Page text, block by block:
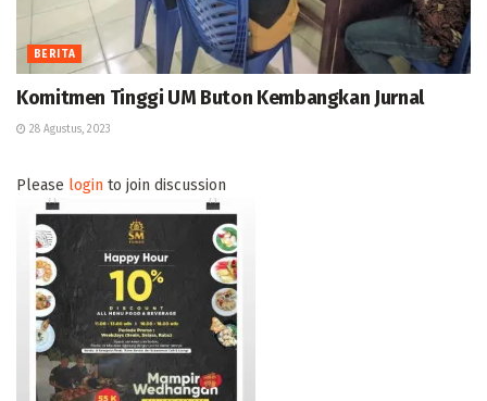
BERITA
Komitmen Tinggi UM Buton Kembangkan Jurnal
28 Agustus, 2023
Please login to join discussion